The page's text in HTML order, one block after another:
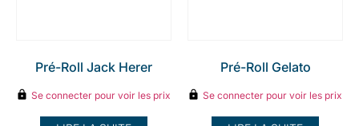
Pré-Roll Jack Herer
Se connecter pour voir les prix
Pré-Roll Gelato
Se connecter pour voir les prix